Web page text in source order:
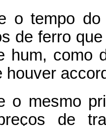
o tempo
de ferro
hum, como
houver
o mesmo
de